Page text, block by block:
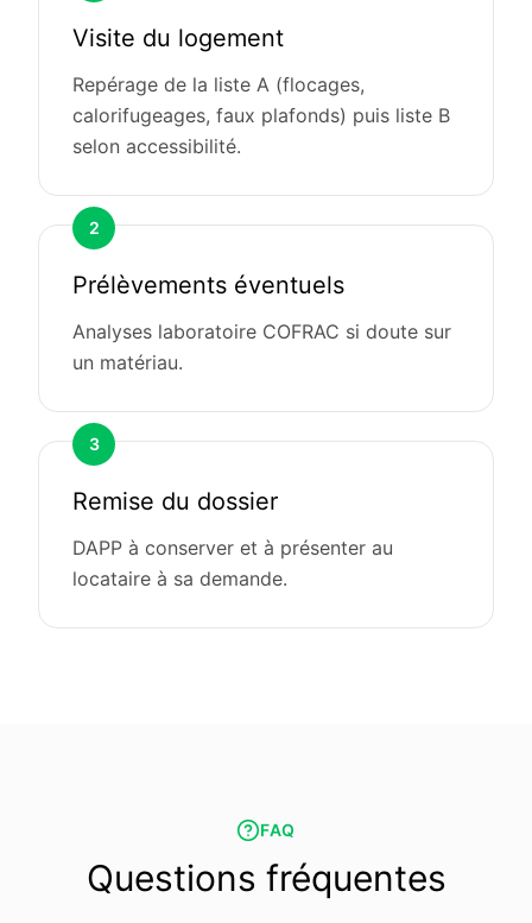
Visite du logement
Repérage de la liste A (flocages,
calorifugeages, faux plafonds) puis liste B
selon accessibilité.
2
Prélèvements éventuels
Analyses laboratoire COFRAC si doute sur
un matériau.
3
Remise du dossier
DAPP à conserver et à présenter au
locataire à sa demande.
FAQ
Questions fréquentes